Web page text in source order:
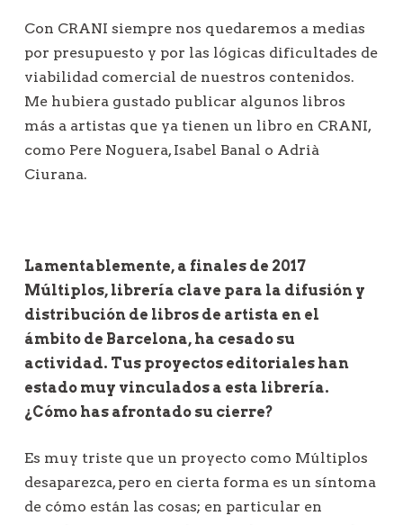
Con CRANI siempre nos quedaremos a medias
por presupuesto y por las lógicas dificultades de
viabilidad comercial de nuestros contenidos.
Me hubiera gustado publicar algunos libros
más a artistas que ya tienen un libro en CRANI,
como Pere Noguera, Isabel Banal o Adrià
Ciurana.
Lamentablemente, a finales de 2017
Múltiplos, librería clave para la difusión y
distribución de libros de artista en el
ámbito de Barcelona, ha cesado su
actividad. Tus proyectos editoriales han
estado muy vinculados a esta librería.
¿Cómo has afrontado su cierre?
Es muy triste que un proyecto como Múltiplos
desaparezca, pero en cierta forma es un síntoma
de cómo están las cosas; en particular en